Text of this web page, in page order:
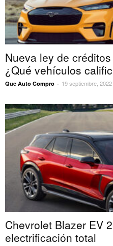
Nueva ley de
¿Qué vehículos
Que Auto Compro - 19 septiembre, 2022
Chevrolet Blazer EV
electrificación total